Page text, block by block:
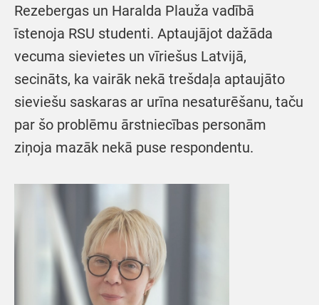
Rezebergas un Haralda Plauža vadībā
īstenoja RSU studenti. Aptaujājot dažāda
vecuma sievietes un vīriešus Latvijā,
secināts, ka vairāk nekā trešdaļa aptaujāto
sieviešu saskaras ar urīna nesaturēšanu, taču
par šo problēmu ārstniecības personām
ziņoja mazāk nekā puse respondentu.